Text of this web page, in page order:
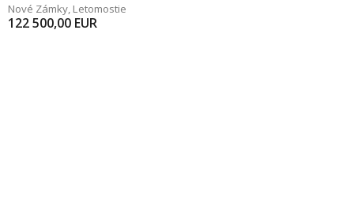
Nové Zámky, Letomostie
122 500,00 EUR